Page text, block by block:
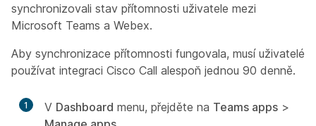
synchronizovali stav přítomnosti uživatele mezi
Microsoft Teams a Webex.
Aby synchronizace přítomnosti fungovala, musí uživatelé
používat integraci Cisco Call alespoň jednou 90 denně.
1 V Dashboard menu, přejděte na Teams apps >